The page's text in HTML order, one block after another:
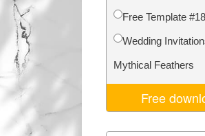
Valokuvan restaurointi
Free Template #18
Wedding
Mythical Feathers
Free